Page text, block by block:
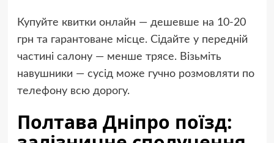
Купуйте квитки онлайн — дешевше на 10-20
грн та гарантоване місце. Сідайте у передній
частині салону — менше трясе. Візьміть
навушники — сусід може гучно розмовляти по
телефону всю дорогу.
Полтава Дніпро поїзд: